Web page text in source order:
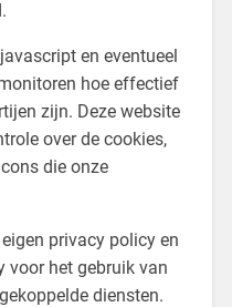
en eventueel
hoe effectief
zijn. Deze website
over de cookies,
die onze
privacy policy en
voor het gebruik van
diensten.